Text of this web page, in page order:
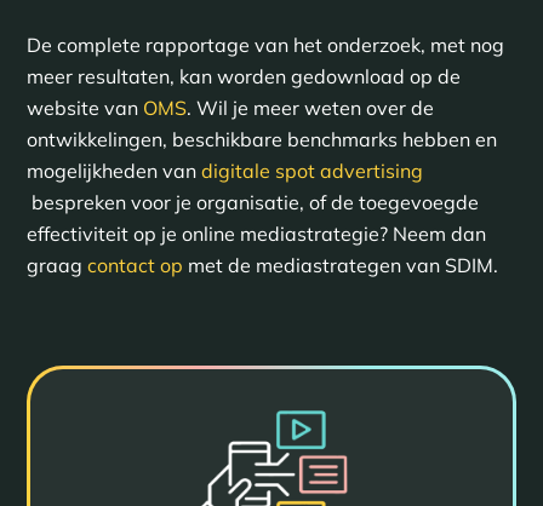
De complete rapportage van het onderzoek, met nog
meer resultaten, kan worden gedownload op de
website van OMS. Wil je meer weten over de
ontwikkelingen, beschikbare benchmarks hebben en
mogelijkheden van digitale spot advertising
bespreken voor je organisatie, of de toegevoegde
effectiviteit op je online mediastrategie? Neem dan
graag contact op met de mediastrategen van SDIM.